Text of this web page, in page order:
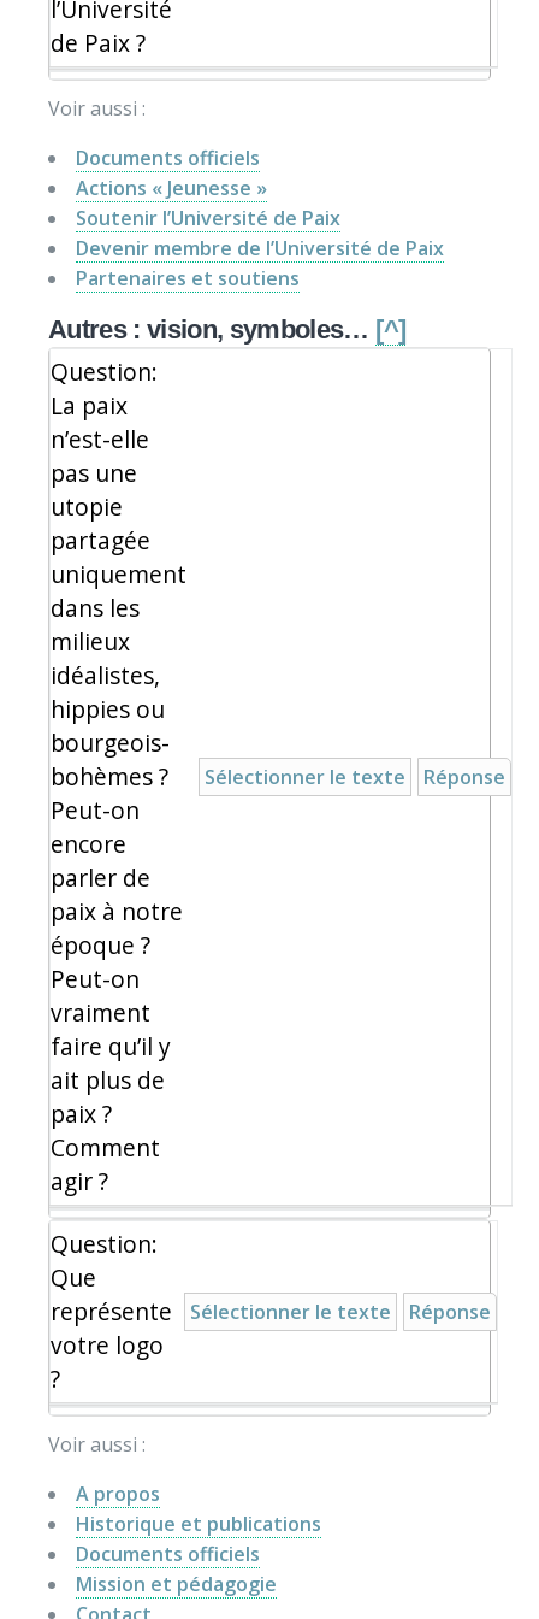
l’Université
de Paix ?
Voir aussi :
Documents officiels
Actions « Jeunesse »
Soutenir l’Université de Paix
Devenir membre de l’Université de Paix
Partenaires et soutiens
Autres : vision, symboles… [^]
Question:
La paix
n’est-elle
pas une
utopie
partagée
uniquement
dans les
milieux
idéalistes,
hippies ou
bourgeois-
bohèmes ?
Peut-on
encore
parler de
paix à notre
époque ?
Peut-on
vraiment
faire qu’il y
ait plus de
paix ?
Comment
agir ?
Sélectionner le texte Réponse
Question:
Que
représente
votre logo
?
Sélectionner le texte Réponse
Voir aussi :
A propos
Historique et publications
Documents officiels
Mission et pédagogie